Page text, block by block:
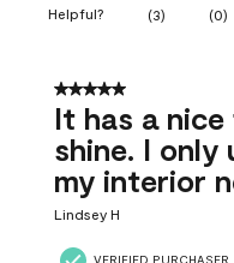
Helpful? (3) (0)
5 out of 5 stars.
It has a
shine. I only
my interior
Lindsey H
VERIFIED PURCHASER